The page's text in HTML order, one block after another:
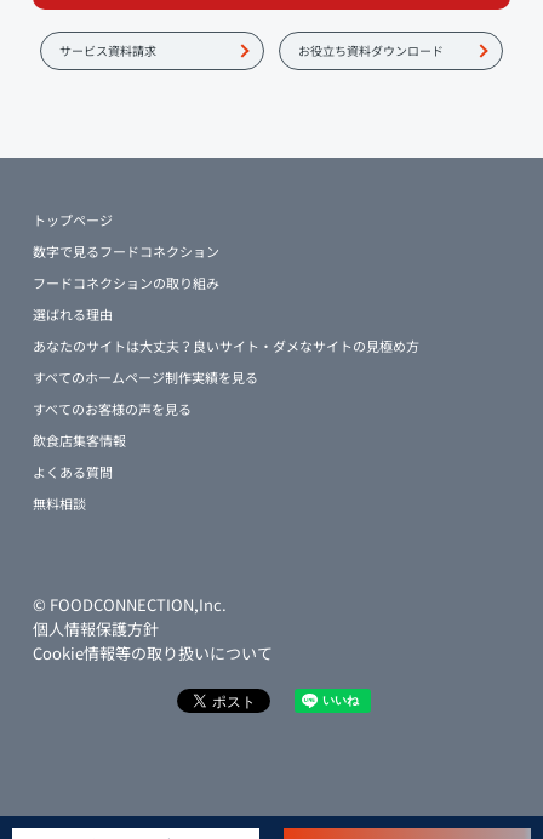
サービス資料請求 お役立ち資料ダウンロード
トップページ
数字で見るフードコネクション
フードコネクションの取り組み
選ばれる理由
あなたのサイトは大丈夫？良いサイト・ダメなサイトの見極め方
すべてのホームページ制作実績を見る
すべてのお客様の声を見る
飲食店集客情報
よくある質問
無料相談
© FOODCONNECTION,Inc.
個人情報保護方針
Cookie情報等の取り扱いについて